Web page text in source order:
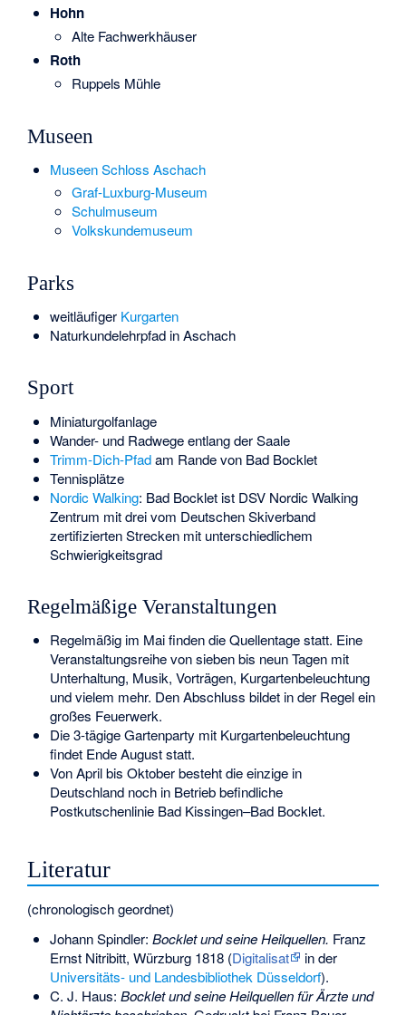
Hohn
Alte Fachwerkhäuser
Roth
Ruppels Mühle
Museen
Museen Schloss Aschach
Graf-Luxburg-Museum
Schulmuseum
Volkskundemuseum
Parks
weitläufiger Kurgarten
Naturkundelehrpfad in Aschach
Sport
Miniaturgolfanlage
Wander- und Radwege entlang der Saale
Trimm-Dich-Pfadam Rande von Bad Bocklet
Tennisplätze
Nordic Walking: Bad Bocklet ist DSV Nordic Walking
Zentrum mit drei vom Deutschen Skiverband
zertifizierten Strecken mit unterschiedlichem
Schwierigkeitsgrad
Regelmäßige Veranstaltungen
Regelmäßig im Mai finden die Quellentage statt. Eine
Veranstaltungsreihe von sieben bis neun Tagen mit
Unterhaltung, Musik, Vorträgen, Kurgartenbeleuchtung
und vielem mehr. Den Abschluss bildet in der Regel ein
großes Feuerwerk.
Die 3-tägige Gartenparty mit Kurgartenbeleuchtung
findet Ende August statt.
Von April bis Oktober besteht die einzige in
Deutschland noch in Betrieb befindliche
Postkutschenlinie Bad Kissingen–Bad Bocklet.
Literatur
(chronologisch geordnet)
Johann Spindler: Bocklet und seine Heilquellen. Franz
Ernst Nitribitt, Würzburg 1818 (Digitalisat
in der
Universitäts- und Landesbibliothek Düsseldorf).
C. J. Haus: Bocklet und seine Heilquellen für Ärzte und